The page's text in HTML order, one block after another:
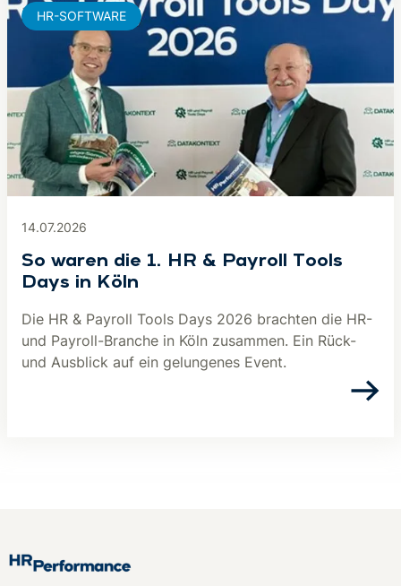
14.07.2026
So waren die 1. HR & Payroll Tools
Days in Köln
Die HR & Payroll Tools Days 2026 brachten die HR-
und Payroll-Branche in Köln zusammen. Ein Rück-
und Ausblick auf ein gelungenes Event.
HR-SOFTWARE